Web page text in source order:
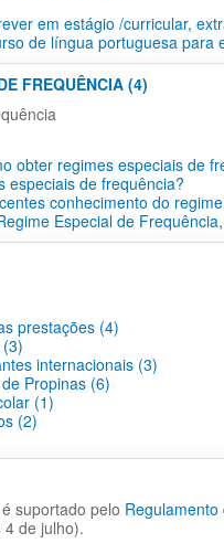
em estágio /curricular,
de língua portuguesa para
FREQUÊNCIA (4)
obter regimes especiais de
especiais de frequência?
conhecimento do
Especial de
prestações (4)
internacionais (3)
Propinas (6)
(1)
(2)
suportado pelo
4 de julho).